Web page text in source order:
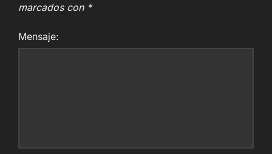
marcados con *
Mensaje: